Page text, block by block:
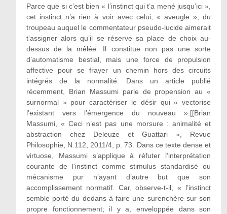
Parce que si c’est bien « l’instinct qui t’a mené jusqu’ici »,
cet instinct n’a rien à voir avec celui, « aveugle », du
troupeau auquel le commentateur pseudo-lucide aimerait
t’assigner alors qu’il se réserve sa place de choix au-
dessus de la mêlée. Il constitue non pas une sorte
d’automatisme bestial, mais une force de propulsion
affective pour se frayer un chemin hors des circuits
intégrés de la normalité. Dans un article publié
récemment, Brian Massumi parle de propension au «
surnormal » pour caractériser le désir qui « vectorise
l’existant vers l’émergence du nouveau ».[[Brian
Massumi, « Ceci n’est pas une morsure : animalité et
abstraction chez Deleuze et Guattari », Revue
Philosophie, N.112, 2011/4, p. 73. Dans ce texte dense et
virtuose, Massumi s’applique à réfuter l’interprétation
courante de l’instinct comme stimulus standardisé ou
mécanisme pur n’ayant d’autre but que son
accomplissement normatif. Car, observe-t-il, « l’instinct
semble porté du dedans à faire une surenchère sur son
propre fonctionnement; il y a, enveloppée dans son